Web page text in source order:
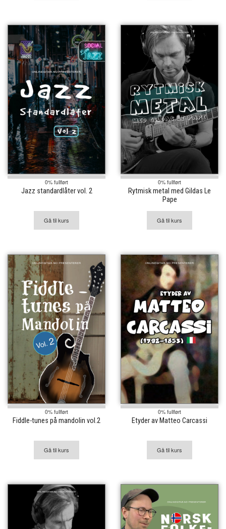
0% fullført
Jazz standardlåter vol. 2
Gå til kurs
0% fullført
Rytmisk metal med Gildas Le
Pape
Gå til kurs
0% fullført
Fiddle-tunes på mandolin vol.2
Gå til kurs
0% fullført
Etyder av Matteo Carcassi
Gå til kurs